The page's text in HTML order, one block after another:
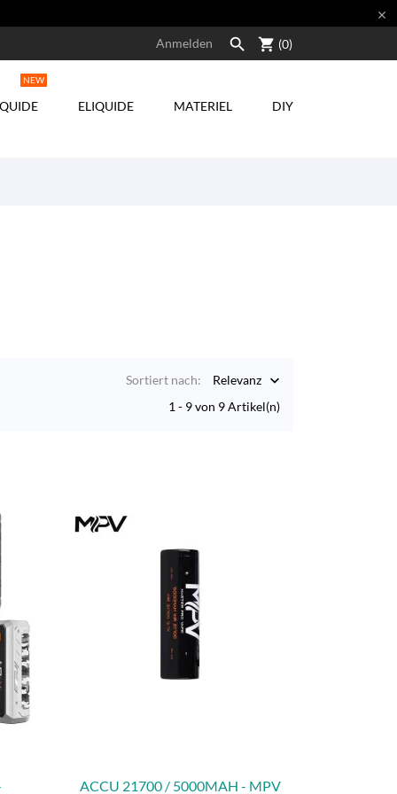

Anmelden  shopping_cart (0)
NEW
ELIQUIDE MATERIEL DIY
Sortiert nach: Relevanz 
1 - 9 von 9 Artikel(n)
ACCU 21700 / 5000MAH - MPV